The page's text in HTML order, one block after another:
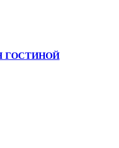
ГОСТИНОЙ